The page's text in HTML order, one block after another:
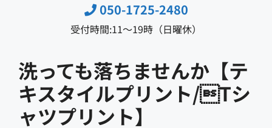
050-1725-2480
受付時間:11〜19時（日曜休）
洗っても落ちませんか【テ
キスタイルプリント/Tシ
ャツプリント】